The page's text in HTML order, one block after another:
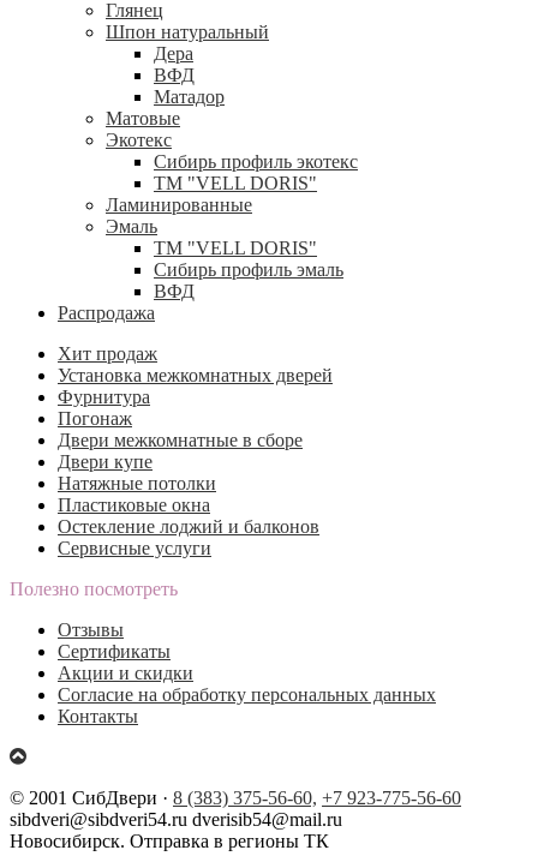
Глянец
Шпон натуральный
Дера
ВФД
Матадор
Матовые
Экотекс
Сибирь профиль экотекс
ТМ "VELL DORIS"
Ламинированные
Эмаль
ТМ "VELL DORIS"
Сибирь профиль эмаль
ВФД
Распродажа
Хит продаж
Установка межкомнатных дверей
Фурнитура
Погонаж
Двери межкомнатные в сборе
Двери купе
Натяжные потолки
Пластиковые окна
Остекление лоджий и балконов
Сервисные услуги
Полезно посмотреть
Отзывы
Сертификаты
Акции и скидки
Согласие на обработку персональных данных
Контакты
© 2001 СибДвери · 8 (383) 375-56-60, +7 923-775-56-60
sibdveri@sibdveri54.ru dverisib54@mail.ru
Новосибирск. Отправка в регионы ТК